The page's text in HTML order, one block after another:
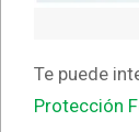
Te puede
Protección